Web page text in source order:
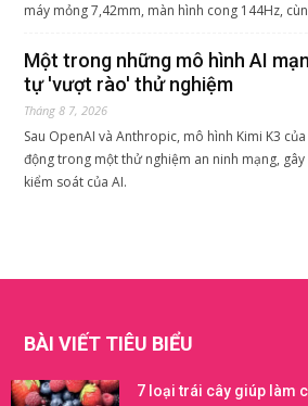
máy mỏng 7,42mm, màn hình cong 144Hz,
Một trong những mô hình AI
tự 'vượt rào' thử nghiệm
Tháng 8 7, 2026
Sau OpenAI và Anthropic, mô hình Kimi K3
động trong một thử nghiệm an ninh mạng,
kiểm soát của AI.
BÀI VIẾT TIÊU BIỂU
7 loại trái cây giúp làm